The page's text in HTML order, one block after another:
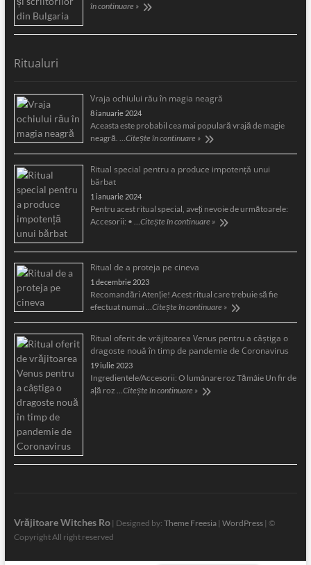
în continuare »
Ritualuri
Vraja ochiului rău în magia neagră
8 ianuarie 2024
Aceasta este probabil cea mai populară vrajă de magie
neagră. …Citește în continuare »
Ritual special pentru a produce impotență unui
bărbat
1 ianuarie 2024
Pentru acest ritual special, aveți nevoie de următoarele:
Accesorii: • …Citește în continuare »
Ritual de a proteja pe cineva
1 decembrie 2023
Recomandări Atenție! Acest ritual care trebuie să fie
efectuat numai …Citește în continuare »
Ritual oferit de vrăjitoarea Venus pentru a câştiga o
dragoste nouă în timp de pandemie de Coronavirus
19 iulie 2023
Ingredientele/Accesorii: O lumânare roz Tămâie Un fir de
aţă roz …Citește în continuare »
Vrăjitoare Witches Ro| Designed by: Theme Freesia| WordPress| ©
Copyright All right reserved